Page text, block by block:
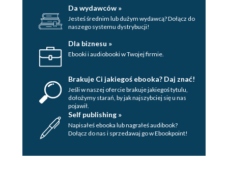
Da wydawców »
Jesteś średnim lub dużym wydawcą? Dołącz do
naszego systemu dystrybucji!
Dla biznesu »
Ebooki i audiobooki w Twojej firmie.
Brakuje Ci jakiegoś ebooka? Daj znać!
Jeśli w naszej ofercie brakuje jakiegoś tytulu,
dołożymy starań, by jak najszybciej się u nas
pojawił.
Self publishing »
Napisałeś ebooka lub nagrałeś audibook?
Dołącz do nas i sprzedawaj go w Ebookpoint!